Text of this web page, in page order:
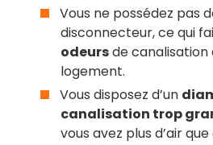
Vous ne possédez pas
disconnecteur, ce qui
odeursde
logement.
Vous disposez d’un
canalisation trop
vous avez plus d’air